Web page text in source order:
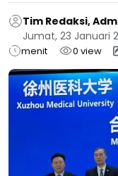
Tim Redaksi,
Jumat, 23 Januari
menit 0 view